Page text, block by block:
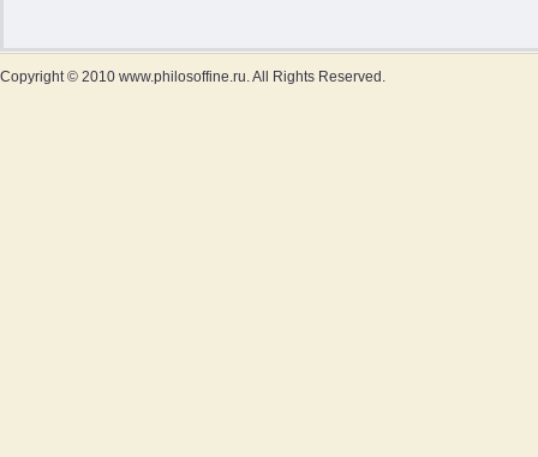
Copyright © 2010 www.philosoffine.ru. All Rights Reserved.